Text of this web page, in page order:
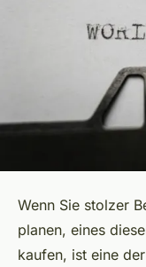
Wenn Sie stolzer
planen, eines
kaufen, ist eine